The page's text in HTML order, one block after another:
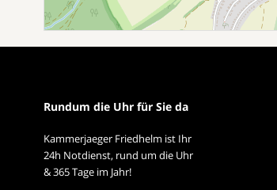
Rundum die Uhr für Sie da
Kammerjaeger Friedhelm ist Ihr
24h Notdienst, rund um die Uhr
& 365 Tage im Jahr!